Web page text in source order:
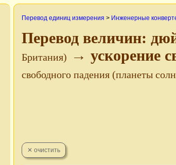
Перевод единиц измерения > Инженерные
Перевод величин:
Британия)
→ ускорение
свободного падения (планеты